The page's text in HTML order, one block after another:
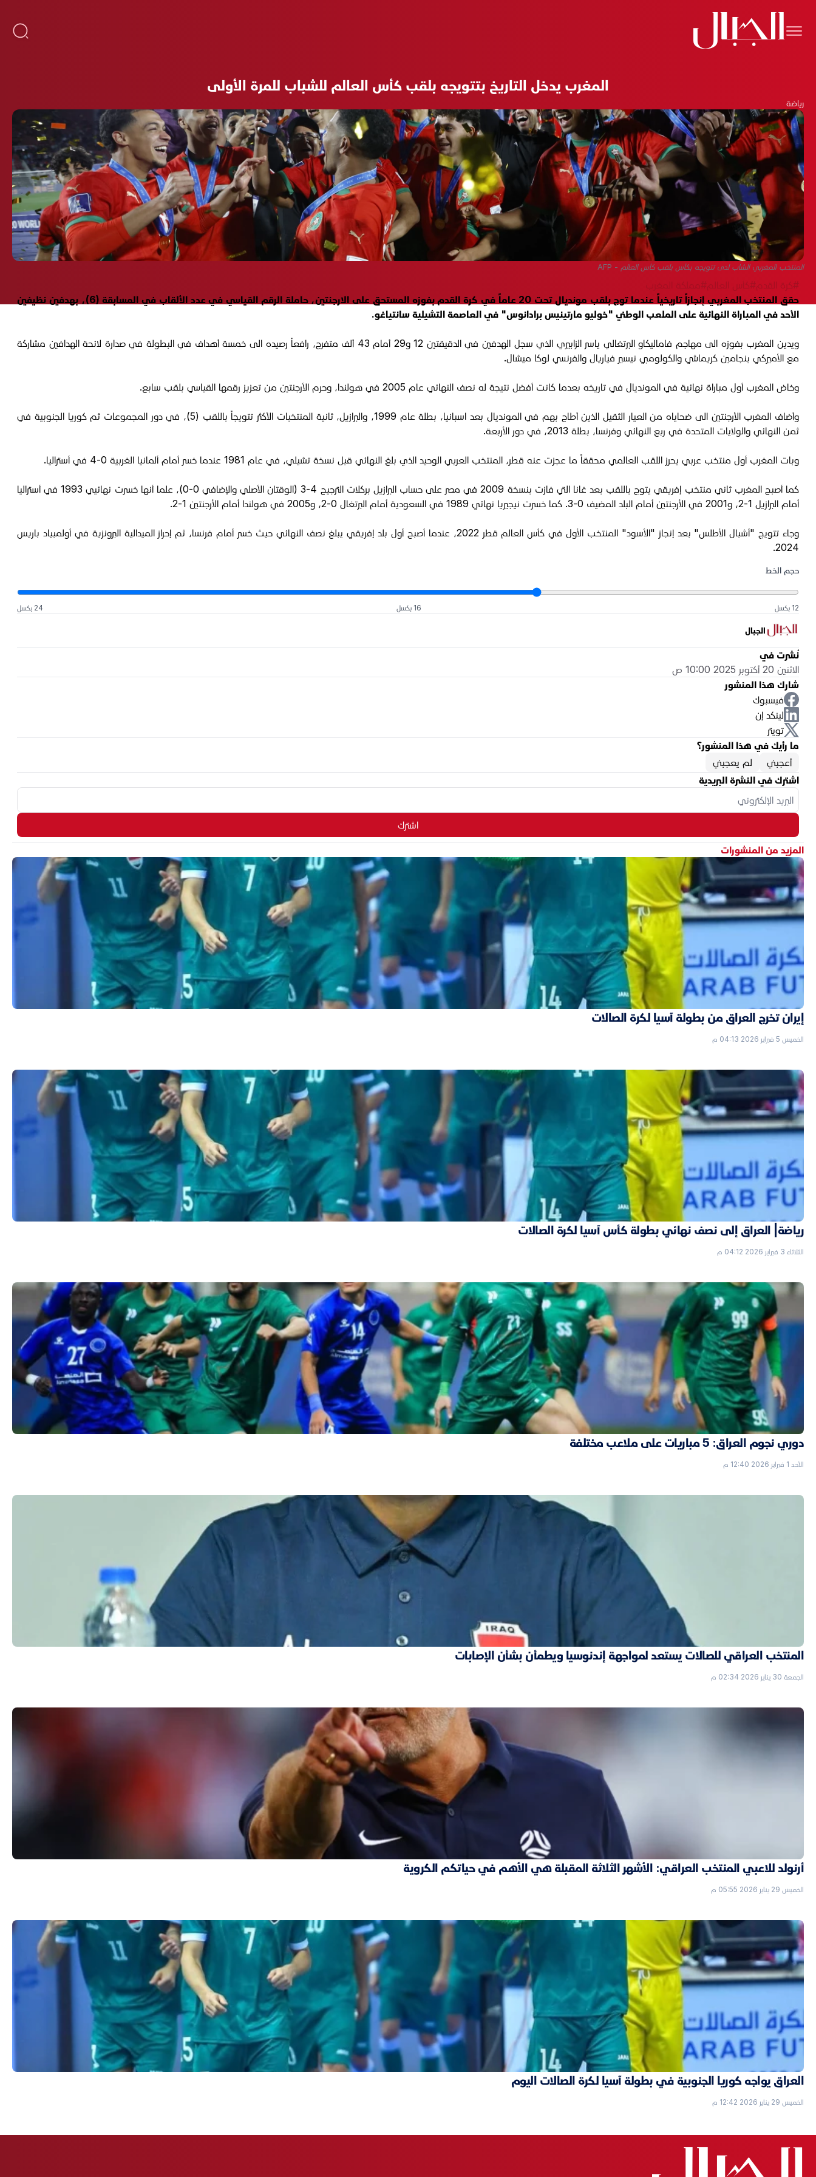
المغرب يدخل التاريخ بتتويجه بلقب كأس العالم للشباب للمرة الأولى
رياضة
المنتخب المغربي الشاب لدى تتويجه بكأس بلقب كأس العالم - AFP
#كرة القدم#كأس العالم#مملكة المغرب
حقق المنتخب المغربي إنجازاً تاريخياً عندما توج بلقب مونديال تحت 20 عاماً في كرة القدم بفوزه المستحق على الارجنتين، حاملة الرقم القياسي في عدد الألقاب في المسابقة (6)، بهدفين نظيفين
الأحد في المباراة النهائية على الملعب الوطني "خوليو مارتينيس برادانوس" في العاصمة التشيلية سانتياغو.
ويدين المغرب بفوزه الى مهاجم فاماليكاو البرتغالي ياسر الزابيري الذي سجل الهدفين في الدقيقتين 12 و29 أمام 43 ألف متفرج، رافعاً رصيده الى خمسة أهداف في البطولة في صدارة لائحة الهدافين مشاركة
مع الأميركي بنجامين كريماشي والكولومبي نيسير فياريال والفرنسي لوكا ميشال.
وخاض المغرب أول مباراة نهائية في المونديال في تاريخه بعدما كانت أفضل نتيجة له نصف النهائي عام 2005 في هولندا، وحرم الأرجنتين من تعزيز رقمها القياسي بلقب سابع.
وأضاف المغرب الأرجنتين الى ضحاياه من العيار الثقيل الذين أطاح بهم في المونديال بعد اسبانيا، بطلة عام 1999، والبرازيل، ثانية المنتخبات الأكثر تتويجاً باللقب (5)، في دور المجموعات ثم كوريا الجنوبية في
ثمن النهائي والولايات المتحدة في ربع النهائي وفرنسا، بطلة 2013، في دور الأربعة.
وبات المغرب أول منتخب عربي يحرز اللقب العالمي محققاً ما عجزت عنه قطر، المنتخب العربي الوحيد الذي بلغ النهائي قبل نسخة تشيلي، في عام 1981 عندما خسر أمام ألمانيا الغربية 0-4 في أستراليا.
كما أصبح المغرب ثاني منتخب إفريقي يتوج باللقب بعد غانا التي فازت بنسخة 2009 في مصر على حساب البرازيل بركلات الترجيح 4-3 (الوقتان الأصلي والإضافي 0-0)، علما أنها خسرت نهائيي 1993 في أستراليا
أمام البرازيل 1-2، و2001 في الأرجنتين أمام البلد المضيف 0-3. كما خسرت نيجيريا نهائي 1989 في السعودية أمام البرتغال 0-2، و2005 في هولندا أمام الأرجنتين 1-2.
وجاء تتويج "أشبال الأطلس" بعد إنجاز "الأسود" المنتخب الأول في كأس العالم قطر 2022، عندما أصبح أول بلد إفريقي يبلغ نصف النهائي حيث خسر أمام فرنسا، ثم إحراز الميدالية البرونزية في أولمبياد باريس
2024.
حجم الخط
12 بكسل 16 بكسل 24 بكسل
الجبال
نُشرت في
الاثنين 20 أكتوبر 2025 10:00 ص
شارك هذا المنشور
فيسبوك
لينكد إن
تويتر
ما رأيك في هذا المنشور؟
أعجبني
لم يعجبني
اشترك في النشرة البريدية
اشترك
المزيد من المنشورات
إيران تخرج العراق من بطولة آسيا لكرة الصالات
الخميس 5 فبراير 2026 04:13 م
رياضة| العراق إلى نصف نهائي بطولة كأس آسيا لكرة الصالات
الثلاثاء 3 فبراير 2026 04:12 م
دوري نجوم العراق: 5 مباريات على ملاعب مختلفة
الأحد 1 فبراير 2026 12:40 م
المنتخب العراقي للصالات يستعد لمواجهة إندنوسيا ويطمأن بشأن الإصابات
الجمعة 30 يناير 2026 02:34 م
أرنولد للاعبي المنتخب العراقي: الأشهر الثلاثة المقبلة هي الأهم في حياتكم الكروية
الخميس 29 يناير 2026 05:55 م
العراق يواجه كوريا الجنوبية في بطولة آسيا لكرة الصالات اليوم
الخميس 29 يناير 2026 12:42 م